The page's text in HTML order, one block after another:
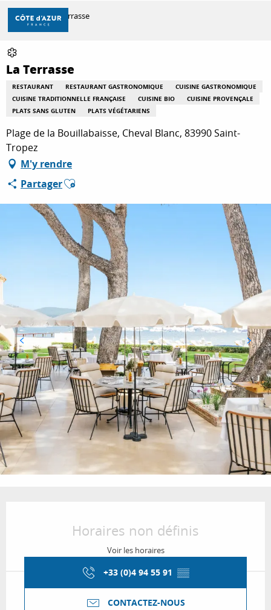
Aller
contenu
principal
DÉCOUVRIR
À FAIRE
SÉJOURNER
Accueil La Terrasse
La Terrasse
RESTAURANT RESTAURANT GASTRONOMIQUE
CUISINE GASTRONOMIQUE
CUISINE TRADITIONNELLE FRANÇAISE
CUISINE BIO
CUISINE PROVENÇALE
PLATS SANS GLUTEN
PLATS VÉGÉTARIENS
Plage de la Bouillabaisse, Cheval Blanc, 83990 Saint-
Tropez
M'y rendre
PartagerAjouter aux favoris
Horaires non définis
Voir les horaires
+33 (0)4 94 55 91 ▒▒
CONTACTEZ-NOUS